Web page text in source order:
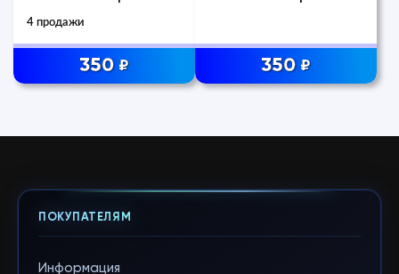
4 продажи
350 ₽ 350 ₽
ПОКУПАТЕЛЯМ
Информация